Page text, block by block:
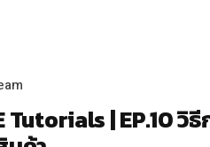
Tutorials | EP.10 วิธี